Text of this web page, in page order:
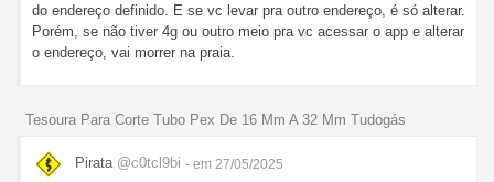
do endereço definido. E se vc levar pra outro endereço, é só alterar.
Porém, se não tiver 4g ou outro meio pra vc acessar o app e alterar
o endereço, vai morrer na praia.
Tesoura Para Corte Tubo Pex De 16 Mm A 32 Mm Tudogás
Pirata @c0tcl9bi - em 27/05/2025